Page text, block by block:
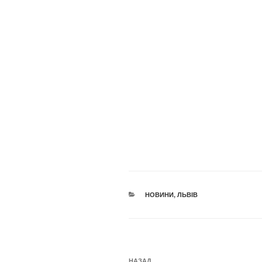
КАТЕГОРІЇ
НОВИНИ, ЛЬВІВ
Навігація